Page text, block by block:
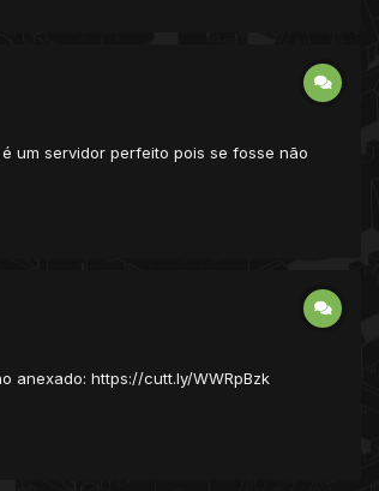
um servidor perfeito pois se fosse não
anexado: https://cutt.ly/WWRpBzk